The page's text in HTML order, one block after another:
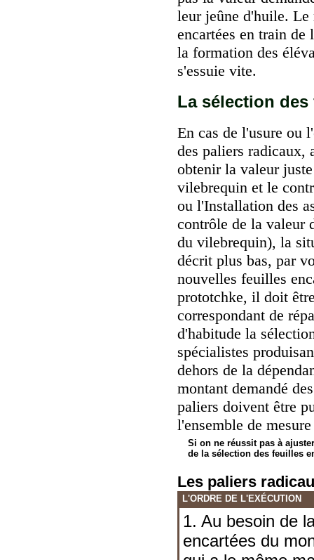
leur jeûne d'huile. Le
encartées en train de
la formation des
s'essuie vite.
La sélection
En cas de l'usure ou
des paliers radicaux,
obtenir la valeur
vilebrequin et le
ou l'Installation des
contrôle de la valeur
du vilebrequin), la
décrit plus bas, par
nouvelles feuilles
prototchke, il doit
correspondant de
d'habitude la
spécialistes
dehors de la
montant demandé
paliers doivent être
l'ensemble de
Si on ne réussit pas à
de la sélection des feuilles
Les paliers
L'ORDRE DE L'EXÉCUTION
1. Au besoin de
encartées du